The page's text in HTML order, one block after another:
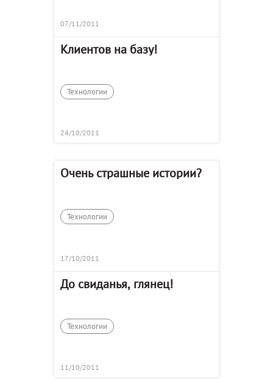
07/11/2011
Клиентов на базу!
Технологии
24/10/2011
Очень страшные истории?
Технологии
17/10/2011
До свиданья, глянец!
Технологии
11/10/2011